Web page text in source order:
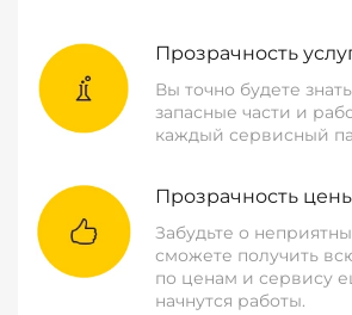
Прозрачность
Вы точно будете
запасные части и
каждый сервисный
Прозрачность
Забудьте о
сможете получить
по ценам и сервису
начнутся работы.